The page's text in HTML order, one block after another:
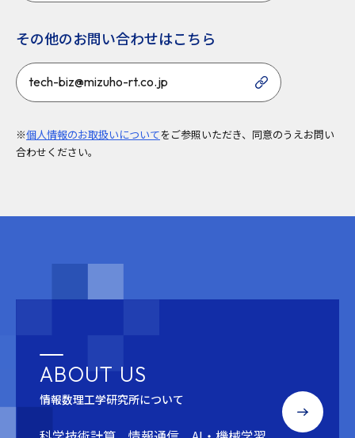
その他のお問い合わせはこちら
tech-biz@mizuho-rt.co.jp
※個人情報のお取扱いについてをご参照いただき、同意のうえお問い
合わせください。
ABOUT US
情報数理工学研究所について